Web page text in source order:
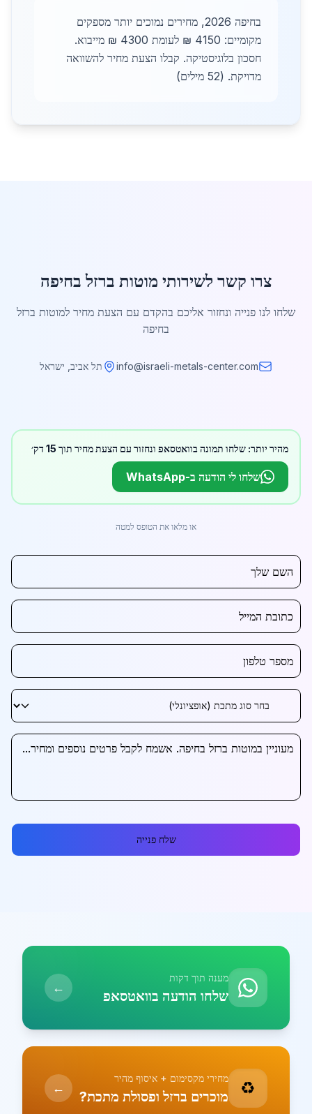
בחיפה 2026, מחירים נמוכים יותר מספקים
מקומיים: 4150 ₪ לעומת 4300 ₪ מייבוא.
חסכון בלוגיסטיקה. קבלו הצעת מחיר להשוואה
מדויקת. (52 מילים)
צרו קשר לשירותי מוטות ברזל בחיפה
שלחו לנו פנייה ונחזור אליכם בהקדם עם הצעת מחיר למוטות ברזל
בחיפה
info@israeli-metals-center.com תל אביב, ישראל
מהיר יותר: שלחו תמונה בוואטסאפ ונחזור עם הצעת מחיר תוך 15 דק׳
שלחו לי הודעה ב-WhatsApp
או מלאו את הטופס למטה
שלח פנייה
מענה תוך דקות
שלחו הודעה בוואטסאפ ←
♻️ מחירי מקסימום + איסוף מהיר
מוכרים ברזל ופסולת מתכת? ←